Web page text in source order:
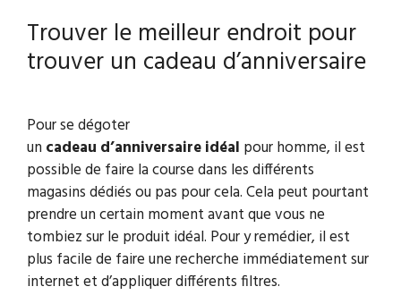
Trouver le meilleur endroit pour
trouver un cadeau d’anniversaire
Pour se dégoter
un cadeau d’anniversaireidéal pour homme, il est
possible de faire la course dans les différents
magasins dédiés ou pas pour cela. Cela peut pourtant
prendre un certain moment avant que vous ne
tombiez sur le produit idéal. Pour y remédier, il est
plus facile de faire une recherche immédiatement sur
internet et d’appliquer différents filtres.